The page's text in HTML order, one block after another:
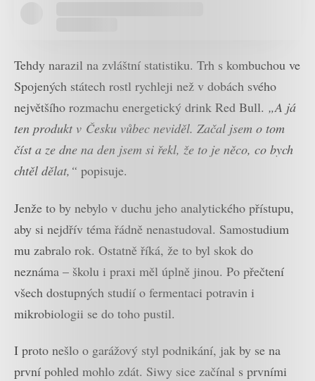
Tehdy narazil na zvláštní statistiku. Trh s kombuchou ve
Spojených státech rostl rychleji než v dobách svého
největšího rozmachu energetický drink Red Bull. „A já
ten produkt v Česku vůbec neviděl. Začal jsem o tom
číst a ze dne na den jsem si řekl, že to je něco, co bych
chtěl dělat,“ popisuje.
Jenže to by nebylo v duchu jeho analytického přístupu,
aby si nejdřív téma řádně nenastudoval. Samostudium
mu zabralo rok. Ostatně říká, že to byl skok do
neznáma – školu i praxi měl úplně jinou. Po přečtení
všech dostupných studií o fermentaci potravin i
mikrobiologii se do toho pustil.
I proto nešlo o garážový styl podnikání, jak by se na
první pohled mohlo zdát. Siwy sice začínal s prvními